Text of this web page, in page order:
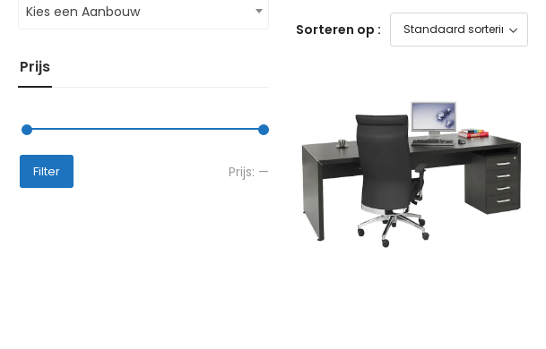
Kies een Aanbouw
Prijs
Filter Prijs: —
Sorteren op :